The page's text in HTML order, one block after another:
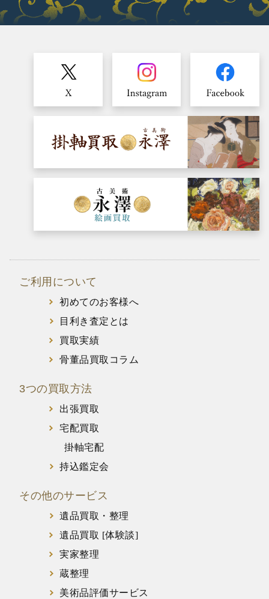
ご利用について
初めてのお客様へ
目利き査定とは
買取実績
骨董品買取コラム
3つの買取方法
出張買取
宅配買取
掛軸宅配
持込鑑定会
その他のサービス
遺品買取・整理
遺品買取 [体験談]
実家整理
蔵整理
美術品評価サービス